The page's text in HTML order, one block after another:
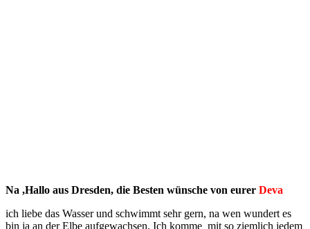
Na ,Hallo aus Dresden, die Besten wünsche von eurer Deva
ich liebe das Wasser und schwimmt sehr gern, na wen wundert es
bin ja an der Elbe aufgewachsen. Ich komme mit so ziemlich jedem